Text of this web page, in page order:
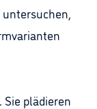
plädieren